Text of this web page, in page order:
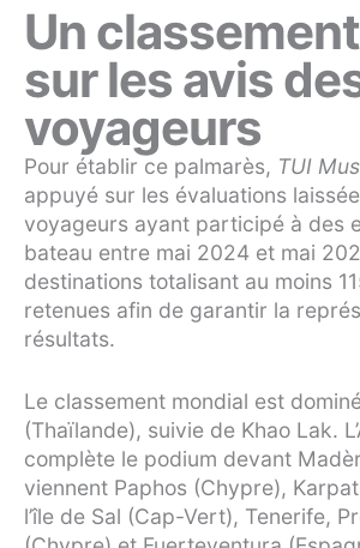
Un
sur les avis
voyageurs
Pour établir ce palmarès, TUI
appuyé sur les évaluations
voyageurs ayant participé à des
bateau entre mai 2024 et mai
destinations totalisant au moins
retenues afin de garantir la
résultats.
Le classement mondial est
(Thaïlande), suivie de Khao Lak.
complète le podium devant
viennent Paphos (Chypre),
l’île de Sal (Cap-Vert), Tenerife,